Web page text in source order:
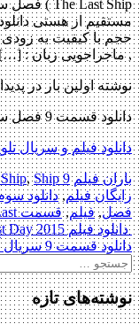
حجم با کیفیت به زودی
, ماجراجویی زبان : […]
نوشته اولین بار در
دانلود قسمت 9 فصل سوم سریال The Last Ship
دانلود فیلم و سریال
باران فیلم 9 Last
,Ship سوم
رایگان فیلم,دانلود
فصل, فیلم,قسمت Last
Post
navigation
دانلود فیلم Darkest Day 2015
دانلود قسمت 9 سریال آسپرین
جستجو
برای:
نوشته‌های تازه